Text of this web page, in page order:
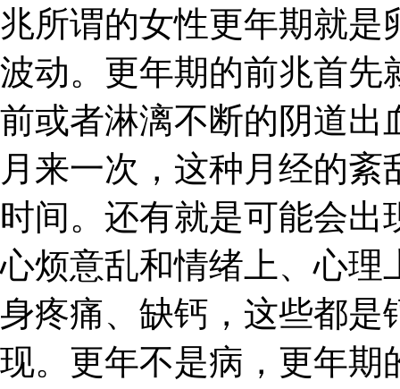
兆所谓的女性更年期就是
波动。更年期的前兆首先
前或者淋漓不断的阴道出
月来一次，这种月经的
时间。还有就是可能会
心烦意乱和情绪上、心理
身疼痛、缺钙，这些都是
现。更年不是病，更年期